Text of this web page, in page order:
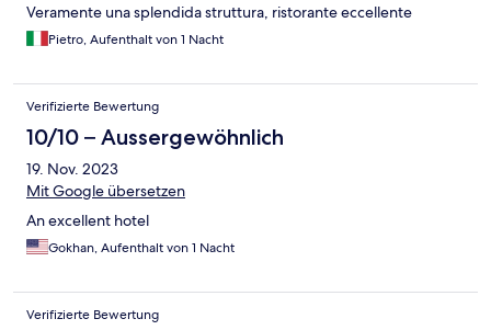
Veramente una splendida struttura, ristorante eccellente
Pietro, Aufenthalt von 1 Nacht
Verifizierte Bewertung
10/10 – Aussergewöhnlich
19. Nov. 2023
Mit Google übersetzen
An excellent hotel
Gokhan, Aufenthalt von 1 Nacht
Verifizierte Bewertung